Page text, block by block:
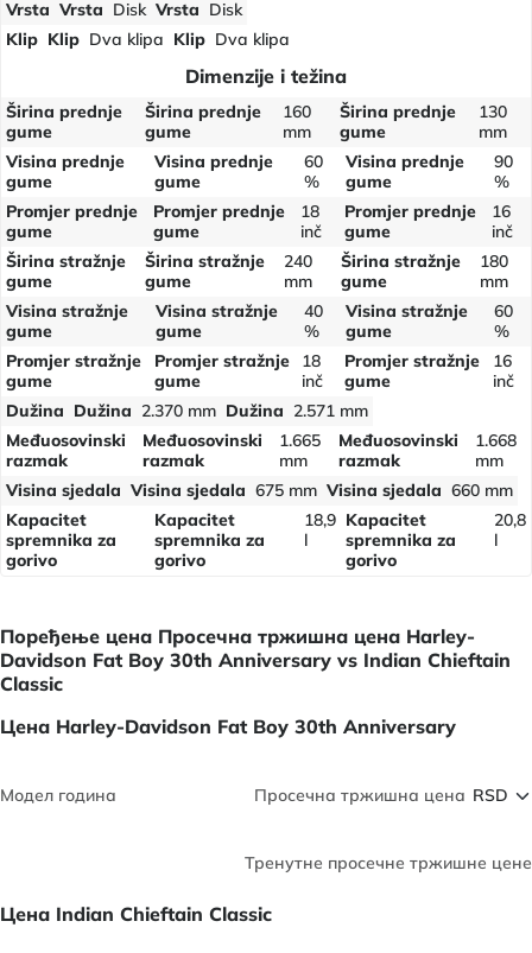
Vrsta Vrsta Disk Vrsta Disk
Klip Klip Dva klipa Klip Dva klipa
Dimenzije i težina
Širina prednje
gume
Širina prednje
gume
160
mm
Širina prednje
gume
130
mm
Visina prednje
gume
Visina prednje
gume
60
%
Visina prednje
gume
90
%
Promjer prednje
gume
Promjer prednje
gume
18
inč
Promjer prednje
gume
16
inč
Širina stražnje
gume
Širina stražnje
gume
240
mm
Širina stražnje
gume
180
mm
Visina stražnje
gume
Visina stražnje
gume
40
%
Visina stražnje
gume
60
%
Promjer stražnje
gume
Promjer stražnje
gume
18
inč
Promjer stražnje
gume
16
inč
Dužina Dužina 2.370 mm Dužina 2.571 mm
Međuosovinski
razmak
Međuosovinski
razmak
1.665
mm
Međuosovinski
razmak
1.668
mm
Visina sjedala Visina sjedala 675 mm Visina sjedala 660 mm
Kapacitet
spremnika za
gorivo
Kapacitet
spremnika za
gorivo
18,9
l
Kapacitet
spremnika za
gorivo
20,8
l
Поређење цена Просечна тржишна цена Harley-
Davidson Fat Boy 30th Anniversary vs Indian Chieftain
Classic
Цена Harley-Davidson Fat Boy 30th Anniversary
Модел година Просечна тржишна цена
Тренутне просечне тржишне цене
Цена Indian Chieftain Classic